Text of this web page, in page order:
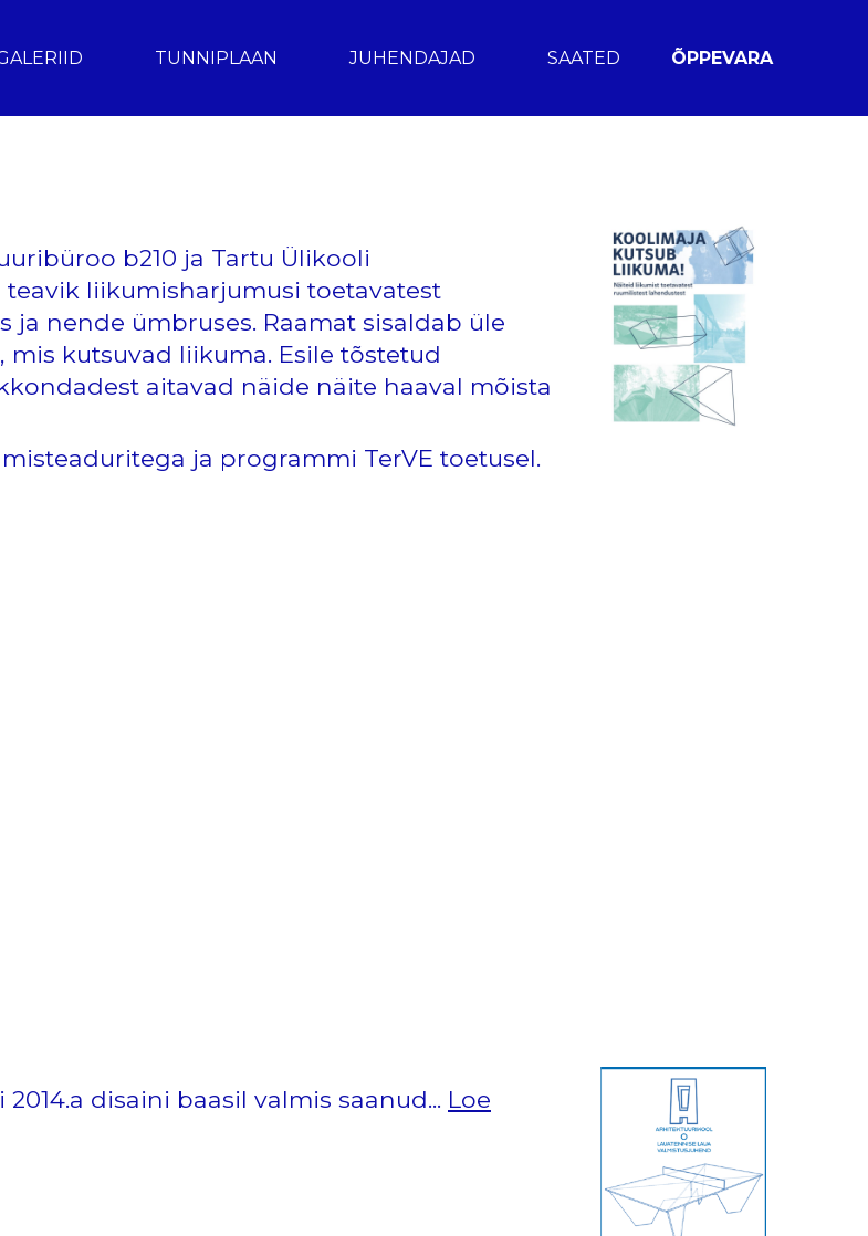
TUNNIPLAAN JUHENDAJAD SAATED ÕPPEVARA
b210 ja Tartu Ülikooli
liikumisharjumusi toetavatest
nende ümbruses. Raamat sisaldab üle
kutsuvad liikuma. Esile tõstetud
aitavad näide näite haaval mõista
ja programmi TerVE toetusel.
disaini baasil valmis saanud... Loe